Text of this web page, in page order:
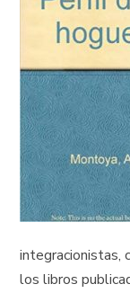
integracionistas,
los libros